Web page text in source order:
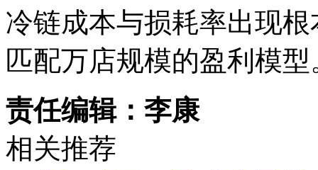
冷链成本与损耗率出现
匹配万店规模的盈利模型
责任编辑：李康
相关推荐